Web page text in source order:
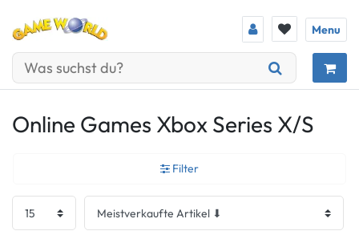
Menu
Online Games Xbox Series X/S
Filter